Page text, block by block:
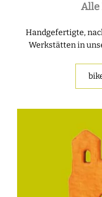
Alle
Handgefertigte,
Werkstätten in